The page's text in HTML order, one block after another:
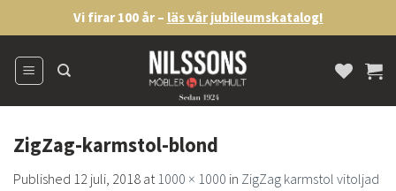
to
content
Vi firar 100 år – läs vår jubileumskatalog!
ZigZag-karmstol-blond
Published 12 juli, 2018 at1000 × 1000 in ZigZag karmstol vitoljad